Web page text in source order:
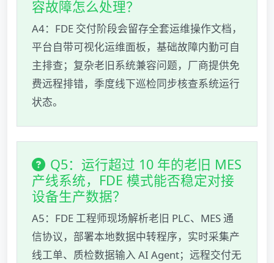
容故障怎么处理？
A4：FDE 交付阶段会留存全套运维操作文档，
平台自带可视化运维面板，基础故障内勤可自
主排查；复杂老旧系统兼容问题，厂商提供免
费远程排错，季度线下巡检同步核查系统运行
状态。
Q5：运行超过 10 年的老旧 MES
产线系统，FDE 模式能否稳定对接
设备生产数据？
A5：FDE 工程师现场解析老旧 PLC、MES 通
信协议，部署本地数据中转程序，实时采集产
线工单、质检数据输入 AI Agent；远程交付无